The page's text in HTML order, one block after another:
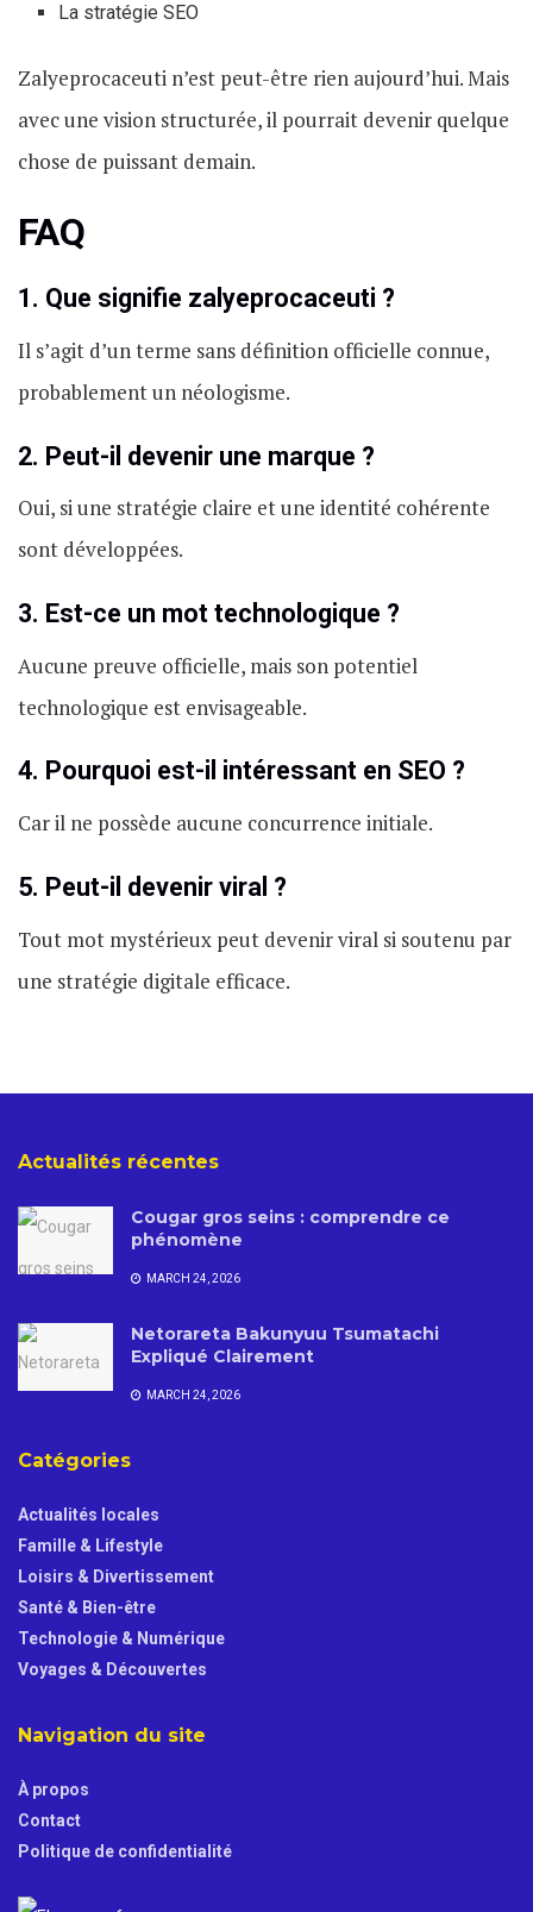
La stratégie SEO
Zalyeprocaceuti n’est peut-être rien aujourd’hui. Mais
avec une vision structurée, il pourrait devenir quelque
chose de puissant demain.
FAQ
1. Que signifie zalyeprocaceuti ?
Il s’agit d’un terme sans définition officielle connue,
probablement un néologisme.
2. Peut-il devenir une marque ?
Oui, si une stratégie claire et une identité cohérente
sont développées.
3. Est-ce un mot technologique ?
Aucune preuve officielle, mais son potentiel
technologique est envisageable.
4. Pourquoi est-il intéressant en SEO ?
Car il ne possède aucune concurrence initiale.
5. Peut-il devenir viral ?
Tout mot mystérieux peut devenir viral si soutenu par
une stratégie digitale efficace.
Actualités récentes
Cougar gros seins : comprendre ce
phénomène
MARCH 24, 2026
Netorareta Bakunyuu Tsumatachi
Expliqué Clairement
MARCH 24, 2026
Catégories
Actualités locales
Famille & Lifestyle
Loisirs & Divertissement
Santé & Bien-être
Technologie & Numérique
Voyages & Découvertes
Navigation du site
À propos
Contact
Politique de confidentialité